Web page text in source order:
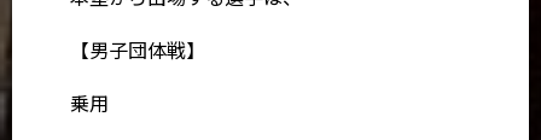
【男子団体戦】
乗用